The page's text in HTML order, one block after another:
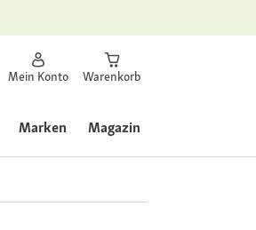
Mein Konto Warenkorb
Marken Magazin